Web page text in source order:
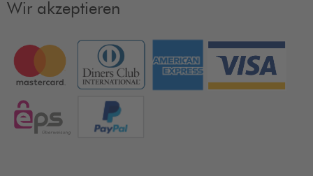
Wir akzeptieren